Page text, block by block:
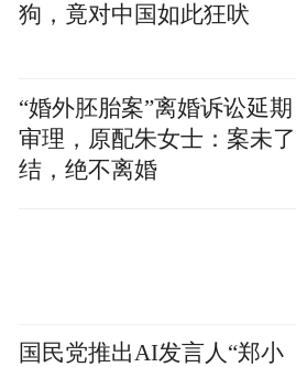
狗，竟对中国如此狂吠
“婚外胚胎案”离婚诉讼延期
审理，原配朱女士：案未了
结，绝不离婚
国民党推出AI发言人“郑小